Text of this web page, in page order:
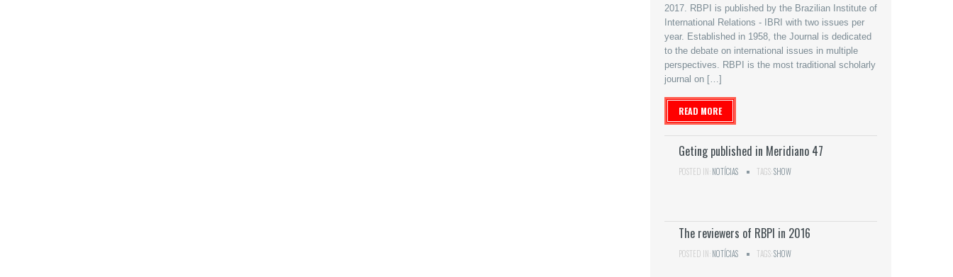
2017. RBPI is published by the Brazilian Institute of
International Relations - IBRI with two issues per
year. Established in 1958, the Journal is dedicated
to the debate on international issues in multiple
perspectives. RBPI is the most traditional scholarly
journal on […]
READ MORE
Geting published in Meridiano 47
POSTED IN:NOTÍCIAS TAGS:SHOW
The reviewers of RBPI in 2016
POSTED IN:NOTÍCIAS TAGS:SHOW